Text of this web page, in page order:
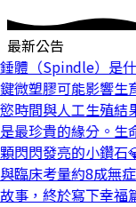
最新公告
體（Spindle）是什
微塑膠可能影響生
時間與人工生殖結
珍貴的緣分。 生
閃閃發亮的小鑽石💎
臨床考量約8成無症
，終於寫下幸福篇